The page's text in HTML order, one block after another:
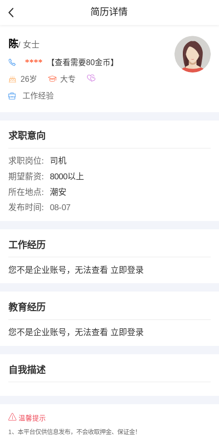
简历详情
陈/ 女士
**** 【查看需要80金币】
26岁 大专
工作经验
求职意向
求职岗位:
司机
期望薪资:
8000以上
所在地点:
潮安
发布时间:
08-07
工作经历
您不是企业账号，无法查看 立即登录
教育经历
您不是企业账号，无法查看 立即登录
自我描述
温馨提示
1、本平台仅供信息发布，不会收取押金、保证金！